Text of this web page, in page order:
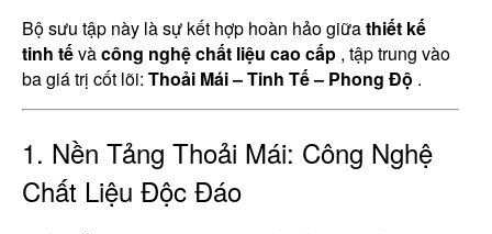
Bộ sưu tập này là sự kết hợp hoàn hảo giữathiết kế
tinh tếvàcông nghệ chất liệu cao cấp , tập trung vào
ba giá trị cốt lõi: Thoải Mái – Tinh Tế – Phong Độ .
1. Nền Tảng Thoải Mái: Công Nghệ
Chất Liệu Độc Đáo